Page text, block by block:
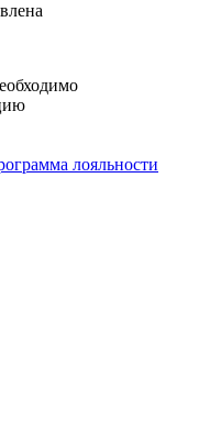
лояльности